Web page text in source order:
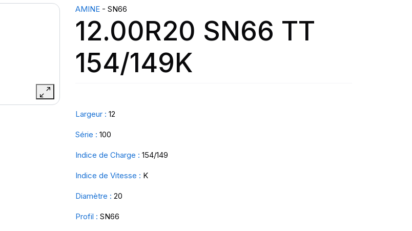
AMINE - SN66
12.00R20 SN66 TT
154/149K
Largeur : 12
Série : 100
Indice de Charge : 154/149
Indice de Vitesse : K
Diamètre : 20
Profil : SN66